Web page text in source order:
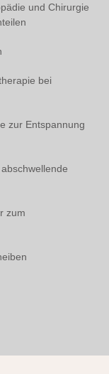
und Chirurgie
bei
zur Entspannung
zum